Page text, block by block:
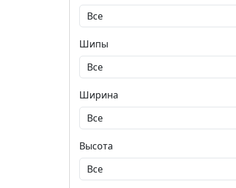
Шипы
Ширина
Высота